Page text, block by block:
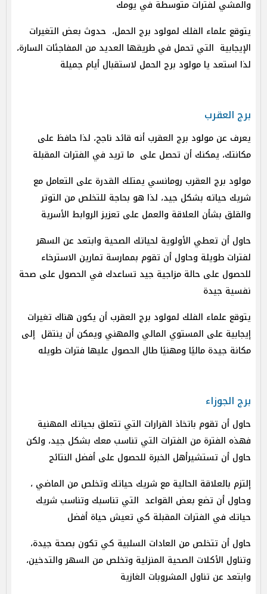
والمشي لفترات متوسطة في يومك
يتوقع علماء الفلك لمولود برج الحمل، حدوث بعض التغيرات
الإيجابية التي تحمل في طريقها العديد من المفاجئات السارة،
لذا استعد يا مولود برج الحمل لاستقبال أيام جميلة
برج العقرب
يعرف عن مولود برج العقرب أنه قائد ناجح، لذا حافظ على
مكانتك، يمكنك أن تحصل على ما تريد في الفترات المقبلة
مولود برج العقرب رومانسي يمتلك القدرة على التعامل مع
شريك حياته بشكل جيد، لذا هو بحاجة للتخلص من التوتر
والقلق بشأن العلاقة والعمل على تعزيز الروابط الأسرية
حاول أن تعطي الأولوية لحياتك الصحية وابتعد عن السهر
لفترات طويلة وحاول أن تقوم بممارسة تمارين الاسترخاء
للحصول على حالة مزاجية جيد تساعدك في الحصول على صحة
نفسية جيدة
يتوقع علماء الفلك لمولود برج العقرب أن يكون هناك تغيرات
إيجابية على المستوي المالي والمهني ويمكن أن ينتقل إلى
مكانة جيدة ماليًا ومهنيًا طال الحصول عليها فترات طويله
برج الجوزاء
حاول أن تقوم باتخاذ القرارات التي تتعلق بحياتك المهنية
فهذه الفترة من الفترات التي تناسب معك بشكل جيد، ولكن
حاول أن تستشيرأهل الخبرة للحصول على أفضل النتائج
إلتزم بالعلاقة الحالية مع شريك حياتك وتخلص من الماضي ،
وحاول أن تضع بعض القواعد التي تناسبك وتناسب شريك
حياتك في الفترات المقبلة كي تعيش حياة أفضل
حاول أن تتخلص من العادات السلبية كي تكون بصحة جيدة،
وتناول الأكلات الصحية المنزلية وتخلص من السهر والتدخين،
وابتعد عن تناول المشروبات الغازية